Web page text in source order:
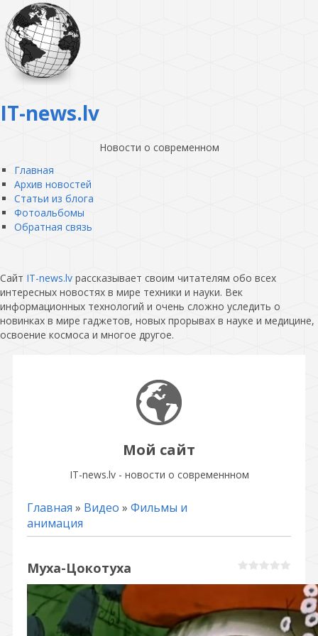
IT-news.lv
Новости о современном
Главная
Архив новостей
Статьи из блога
Фотоальбомы
Обратная связь
Сайт IT-news.lv рассказывает своим читателям обо всех
интересных новостях в мире техники и науки. Век
информационных технологий и очень сложно уследить о
новинках в мире гаджетов, новых прорывах в науке и медицине,
освоение космоса и многое другое.
Мой сайт
IT-news.lv - новости о современнном
Главная » Видео » Фильмы и
анимация
Муха-Цокотуха